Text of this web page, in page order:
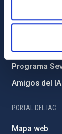
Proyectos
Financiación
Programa
Amigos del
PORTAL DEL IAC
Mapa web